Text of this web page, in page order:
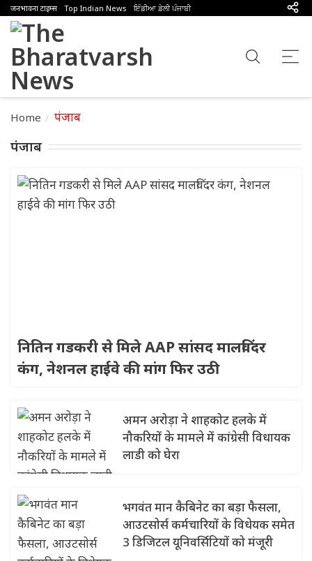
जनभावना टाइम्स Top Indian News ਇੰਡੀਆ ਡੇਲੀ ਪੰਜਾਬੀ
Home पंजाब
पंजाब
नितिन गडकरी से मिले AAP सांसद मालविंदर
कंग, नेशनल हाईवे की मांग फिर उठी
अमन अरोड़ा ने शाहकोट हलके में
नौकरियों के मामले में कांग्रेसी विधायक
लाडी को घेरा
भगवंत मान कैबिनेट का बड़ा फैसला,
आउटसोर्स कर्मचारियों के विधेयक समेत
3 डिजिटल यूनिवर्सिटियों को मंजूरी